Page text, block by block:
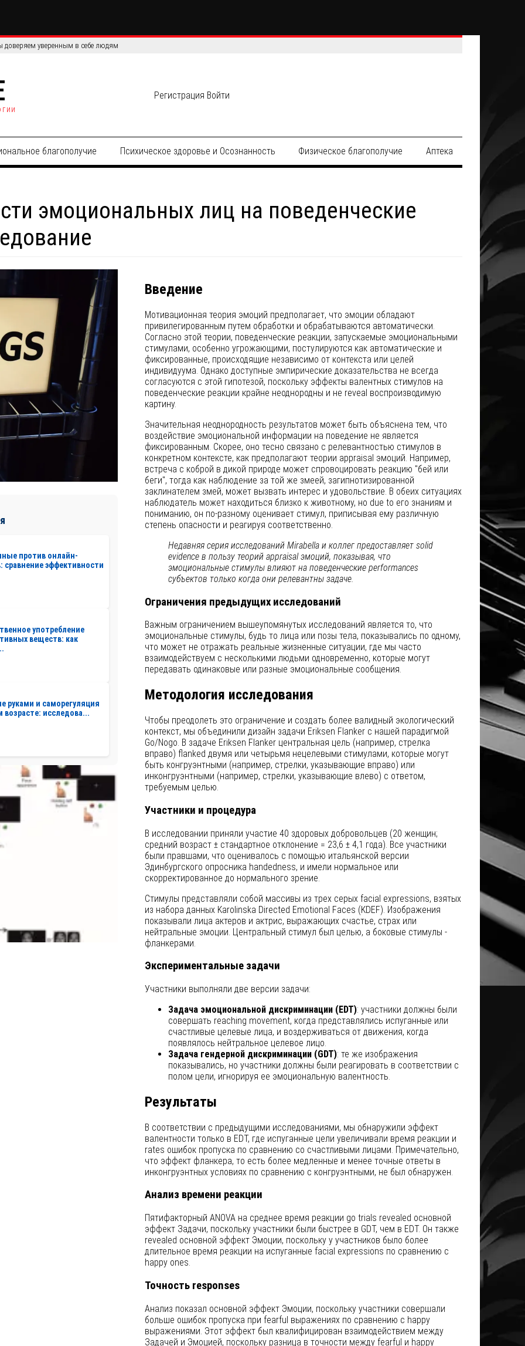
сравнение эффективности и точности данных
Регистрация Войти
благополучие Психическое здоровье и Осознанность Физическое благополучие Аптека
эмоциональных лиц на поведенческие
против онлайн-
сравнение эффективности
употребление
веществ: как
руками и саморегуляция
возрасте: исследова...
Введение
Мотивационная теория эмоций предполагает, что эмоции обладают
привилегированным путем обработки и обрабатываются автоматически.
Согласно этой теории, поведенческие реакции, запускаемые эмоциональными
стимулами, особенно угрожающими, постулируются как автоматические и
фиксированные, происходящие независимо от контекста или целей
индивидуума. Однако доступные эмпирические доказательства не всегда
согласуются с этой гипотезой, поскольку эффекты валентных стимулов на
поведенческие реакции крайне неоднородны и не reveal воспроизводимую
картину.
Значительная неоднородность результатов может быть объяснена тем, что
воздействие эмоциональной информации на поведение не является
фиксированным. Скорее, оно тесно связано с релевантностью стимулов в
конкретном контексте, как предполагают теории appraisal эмоций. Например,
встреча с коброй в дикой природе может спровоцировать реакцию "бей или
беги", тогда как наблюдение за той же змеей, загипнотизированной
заклинателем змей, может вызвать интерес и удовольствие. В обеих ситуациях
наблюдатель может находиться близко к животному, но due to его знаниям и
пониманию, он по-разному оценивает стимул, приписывая ему различную
степень опасности и реагируя соответственно.
Недавняя серия исследований Mirabella и коллег предоставляет solid
evidence в пользу теорий appraisal эмоций, показывая, что
эмоциональные стимулы влияют на поведенческие performances
субъектов только когда они релевантны задаче.
Ограничения предыдущих исследований
Важным ограничением вышеупомянутых исследований является то, что
эмоциональные стимулы, будь то лица или позы тела, показывались по одному,
что может не отражать реальные жизненные ситуации, где мы часто
взаимодействуем с несколькими людьми одновременно, которые могут
передавать одинаковые или разные эмоциональные сообщения.
Методология исследования
Чтобы преодолеть это ограничение и создать более валидный экологический
контекст, мы объединили дизайн задачи Eriksen Flanker с нашей парадигмой
Go/Nogo. В задаче Eriksen Flanker центральная цель (например, стрелка
вправо) flanked двумя или четырьмя нецелевыми стимулами, которые могут
быть конгруэнтными (например, стрелки, указывающие вправо) или
инконгруэнтными (например, стрелки, указывающие влево) с ответом,
требуемым целью.
Участники и процедура
В исследовании приняли участие 40 здоровых добровольцев (20 женщин;
средний возраст ± стандартное отклонение = 23,6 ± 4,1 года). Все участники
были правшами, что оценивалось с помощью итальянской версии
Эдинбургского опросника handedness, и имели нормальное или
скорректированное до нормального зрение.
Стимулы представляли собой массивы из трех серых facial expressions, взятых
из набора данных Karolinska Directed Emotional Faces (KDEF). Изображения
показывали лица актеров и актрис, выражающих счастье, страх или
нейтральные эмоции. Центральный стимул был целью, а боковые стимулы -
фланкерами.
Экспериментальные задачи
Участники выполняли две версии задачи:
Задача эмоциональной дискриминации (EDT): участники должны были
совершать reaching movement, когда представлялись испуганные или
счастливые целевые лица, и воздерживаться от движения, когда
появлялось нейтральное целевое лицо.
Задача гендерной дискриминации (GDT): те же изображения
показывались, но участники должны были реагировать в соответствии с
полом цели, игнорируя ее эмоциональную валентность.
Результаты
В соответствии с предыдущими исследованиями, мы обнаружили эффект
валентности только в EDT, где испуганные цели увеличивали время реакции и
rates ошибок пропуска по сравнению со счастливыми лицами. Примечательно,
что эффект фланкера, то есть более медленные и менее точные ответы в
инконгруэнтных условиях по сравнению с конгруэнтными, не был обнаружен.
Анализ времени реакции
Пятифакторный ANOVA на среднее время реакции go trials revealed основной
эффект Задачи, поскольку участники были быстрее в GDT, чем в EDT. Он также
revealed основной эффект Эмоции, поскольку у участников было более
длительное время реакции на испуганные facial expressions по сравнению с
happy ones.
Точность responses
Анализ показал основной эффект Эмоции, поскольку участники совершали
больше ошибок пропуска при fearful выражениях по сравнению с happy
выражениями. Этот эффект был квалифицирован взаимодействием между
Задачей и Эмоцией, поскольку разница в точности между fearful и happy